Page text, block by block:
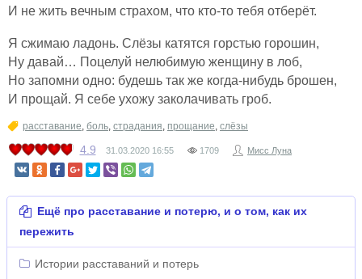
И не жить вечным страхом, что кто-то тебя отберёт.
Я сжимаю ладонь. Слёзы катятся горстью горошин,
Ну давай… Поцелуй нелюбимую женщину в лоб,
Но запомни одно: будешь так же когда-нибудь брошен,
И прощай. Я себе ухожу заколачивать гроб.
расставание, боль, страдания, прощание, слёзы
4.9 31.03.2020 16:55 1709 Мисс Луна
Ещё про расставание и потерю, и о том, как их
пережить
Истории расставаний и потерь